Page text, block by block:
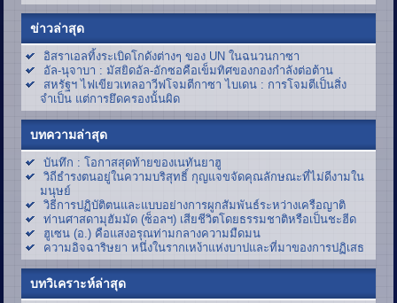
ข่าวล่าสุด
อิสราเอลทิ้งระเบิดโกดังต่างๆ ของ UN ในฉนวนกาซา
อัล-นุจาบา : มัสยิดอัล-อักซอคือเข็มทิศของกองกำลังต่อต้าน
สหรัฐฯ ไฟเขียวเทลอาวีฟโจมตีกาซา ไบเดน : การโจมตีเป็นสิ่ง
จำเป็น แต่การยึดครองนั้นผิด
บทความล่าสุด
บันทึก : โอกาสสุดท้ายของเนทันยาฮู
วิถีธำรงตนอยู่ในความบริสุทธิ์ กุญแจขจัดคุณลักษณะที่ไม่ดีงามใน
มนุษย์
วิธีการปฏิบัติตนและแบบอย่างการผูกสัมพันธ์ระหว่างเครือญาติ
ท่านศาสดามุฮัมมัด (ซ็อลฯ) เสียชีวิตโดยธรรมชาติหรือเป็นชะฮีด
ฮูเซน (อ.) คือแสงอรุณท่ามกลางความมืดมน
ความอิจฉาริษยา หนึ่งในรากเหง้าแห่งบาปและที่มาของการปฏิเสธ
บทวิเคราะห์ล่าสุด